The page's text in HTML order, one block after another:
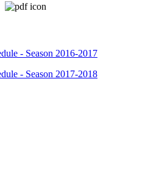
- Season 2016-2017
- Season 2017-2018